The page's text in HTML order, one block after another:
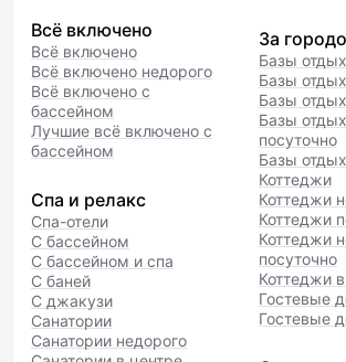
Всё включено
Всё включено
Всё включено недорого
Всё включено с
бассейном
Лучшие всё включено с
бассейном
Спа и релакс
Спа-отели
С бассейном
С бассейном и спа
С баней
С джакузи
Санатории
Санатории недорого
За
Базы
Базы
Базы
Базы
посуточно
Базы
Коттеджи
Коттеджи
Коттеджи
Коттеджи
посуточно
Коттеджи
Гостевые
Гостевые